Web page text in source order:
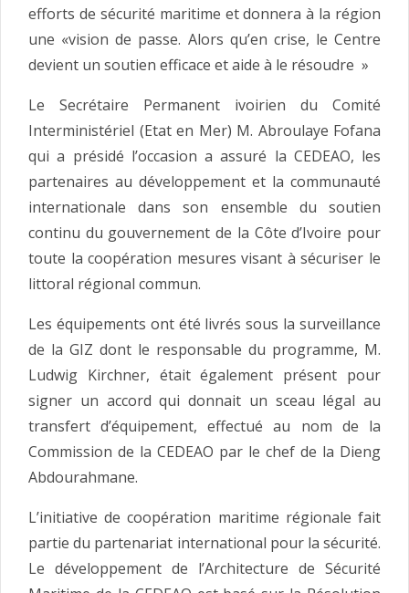
efforts de sécurité maritime et donnera à la région
une «vision de passe. Alors qu’en crise, le Centre
devient un soutien efficace et aide à le résoudre »
Le Secrétaire Permanent ivoirien du Comité
Interministériel (Etat en Mer) M. Abroulaye Fofana
qui a présidé l’occasion a assuré la CEDEAO, les
partenaires au développement et la communauté
internationale dans son ensemble du soutien
continu du gouvernement de la Côte d’Ivoire pour
toute la coopération mesures visant à sécuriser le
littoral régional commun.
Les équipements ont été livrés sous la surveillance
de la GIZ dont le responsable du programme, M.
Ludwig Kirchner, était également présent pour
signer un accord qui donnait un sceau légal au
transfert d’équipement, effectué au nom de la
Commission de la CEDEAO par le chef de la Dieng
Abdourahmane.
L’initiative de coopération maritime régionale fait
partie du partenariat international pour la sécurité.
Le développement de l’Architecture de Sécurité